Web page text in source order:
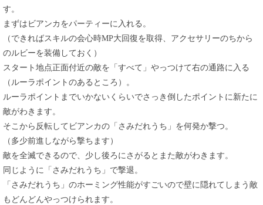
す。
まずはビアンカをパーティーに入れる。
（できればスキルの会心時MP大回復を取得、アクセサリーのちから
のルビーを装備しておく）
スタート地点正面付近の敵を「すべて」やっつけて右の通路に入る
（ルーラポイントのあるところ）。
ルーラポイントまでいかないくらいでさっき倒したポイントに新たに
敵がわきます。
そこから反転してビアンカの「さみだれうち」を何発か撃つ。
（多少前進しながら撃ちます）
敵を全滅できるので、少し後ろにさがるとまた敵がわきます。
同じように「さみだれうち」で撃退。
「さみだれうち」のホーミング性能がすごいので壁に隠れてしまう敵
もどんどんやっつけられます。